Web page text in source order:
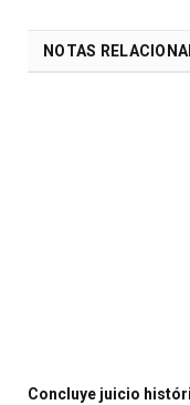
NOTAS
Concluye juicio